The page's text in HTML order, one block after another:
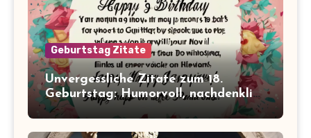
Geburtstag Zitate
Unvergessliche Zitate zum 18.
Geburtstag: Humorvoll, nachdenklich
und inspirierend!